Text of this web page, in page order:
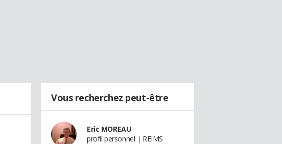
Vous recherchez peut-être
Eric MOREAU
profil personnel | REIMS